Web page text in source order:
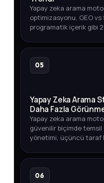
Yapay zeka arama
optimizasyonu, GEO vs
programatik içerik gibi
05
Yapay Zeka Arama
Daha Fazla
Yapay zeka arama
güvenilir biçimde temsil
yönetimi, üçüncü taraf
kapsamlı bir strate…
06